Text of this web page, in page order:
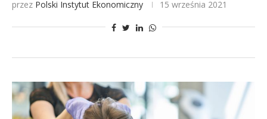
przez Polski Instytut Ekonomiczny 15 września 2021